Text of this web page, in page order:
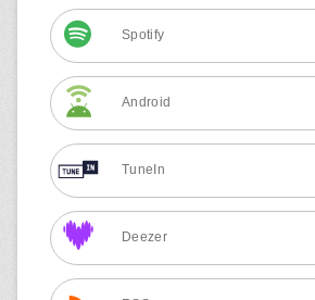
Spotify
Android
TuneIn
Deezer